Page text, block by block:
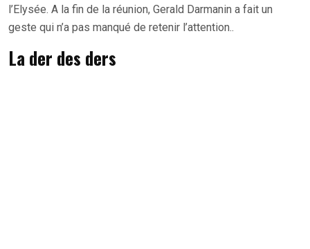
l’Elysée. A la fin de la réunion, Gerald Darmanin a fait un
geste qui n’a pas manqué de retenir l’attention..
La der des ders